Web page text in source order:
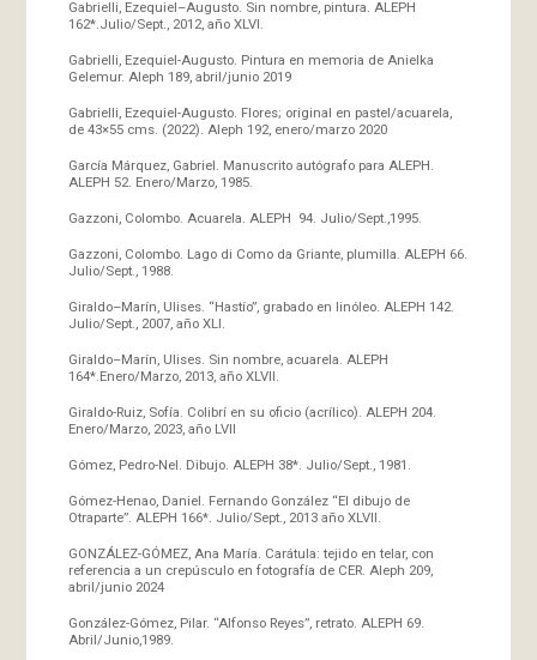
Gabrielli, Ezequiel–Augusto. Sin nombre, pintura. ALEPH
162*.Julio/Sept., 2012, año XLVI.
Gabrielli, Ezequiel-Augusto. Pintura en memoria de Anielka
Gelemur. Aleph 189, abril/junio 2019
Gabrielli, Ezequiel-Augusto. Flores; original en pastel/acuarela,
de 43×55 cms. (2022). Aleph 192, enero/marzo 2020
García Márquez, Gabriel. Manuscrito autógrafo para ALEPH.
ALEPH 52. Enero/Marzo, 1985.
Gazzoni, Colombo. Acuarela. ALEPH 94. Julio/Sept.,1995.
Gazzoni, Colombo. Lago di Como da Griante, plumilla. ALEPH 66.
Julio/Sept., 1988.
Giraldo–Marín, Ulises. “Hastío”, grabado en linóleo. ALEPH 142.
Julio/Sept., 2007, año XLI.
Giraldo–Marín, Ulises. Sin nombre, acuarela. ALEPH
164*.Enero/Marzo, 2013, año XLVII.
Giraldo-Ruiz, Sofía. Colibrí en su oficio (acrílico). ALEPH 204.
Enero/Marzo, 2023, año LVII
Gómez, Pedro-Nel. Dibujo. ALEPH 38*. Julio/Sept., 1981.
Gómez-Henao, Daniel. Fernando González “El dibujo de
Otraparte”. ALEPH 166*. Julio/Sept., 2013 año XLVII.
GONZÁLEZ-GÓMEZ, Ana María. Carátula: tejido en telar, con
referencia a un crepúsculo en fotografía de CER. Aleph 209,
abril/junio 2024
González-Gómez, Pilar. “Alfonso Reyes”, retrato. ALEPH 69.
Abril/Junio,1989.